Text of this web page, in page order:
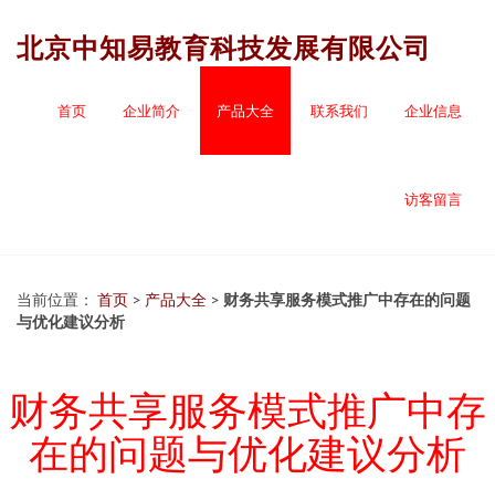
北京中知易教育科技发展有限公司
首页 企业简介 产品大全 联系我们 企业信息
访客留言
当前位置： 首页 > 产品大全 > 财务共享服务模式推广中存在的问题
与优化建议分析
财务共享服务模式推广中存
在的问题与优化建议分析